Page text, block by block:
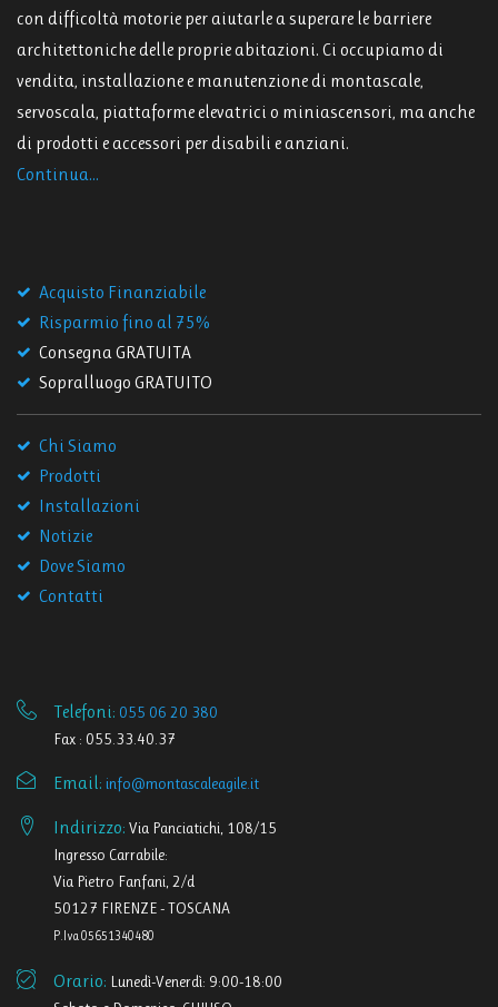
con difficoltà motorie per aiutarle a superare le barriere
architettoniche delle proprie abitazioni. Ci occupiamo di
vendita, installazione e manutenzione di montascale,
servoscala, piattaforme elevatrici o miniascensori, ma anche
di prodotti e accessori per disabili e anziani.
Continua...
Acquisto Finanziabile
Risparmio fino al 75%
Consegna GRATUITA
Sopralluogo GRATUITO
Chi Siamo
Prodotti
Installazioni
Notizie
Dove Siamo
Contatti
Telefoni: 055 06 20 380
Fax : 055.33.40.37
Email: info@montascaleagile.it
Indirizzo: Via Panciatichi, 108/15
Ingresso Carrabile:
Via Pietro Fanfani, 2/d
50127 FIRENZE - TOSCANA
P.Iva 05651340480
Orario: Lunedì-Venerdì: 9:00-18:00